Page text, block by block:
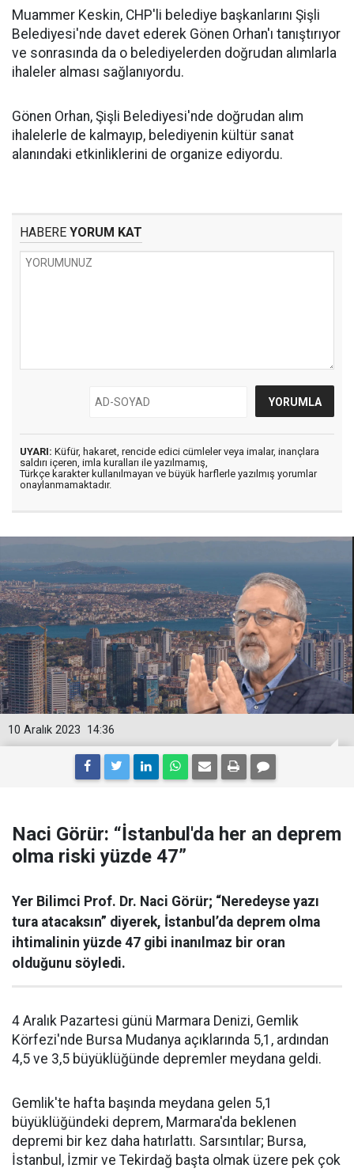
Muammer Keskin, CHP'li belediye başkanlarını Şişli
Belediyesi'nde davet ederek Gönen Orhan'ı tanıştırıyor
ve sonrasında da o belediyelerden doğrudan alımlarla
ihaleler alması sağlanıyordu.
Gönen Orhan, Şişli Belediyesi'nde doğrudan alım
ihalelerle de kalmayıp, belediyenin kültür sanat
alanındaki etkinliklerini de organize ediyordu.
HABERE YORUM KAT
UYARI: Küfür, hakaret, rencide edici cümleler veya imalar, inançlara
saldırı içeren, imla kuralları ile yazılmamış,
Türkçe karakter kullanılmayan ve büyük harflerle yazılmış yorumlar
onaylanmamaktadır.
14:36
10 Aralık 2023
Naci Görür: “İstanbul'da her an deprem
olma riski yüzde 47”
Yer Bilimci Prof. Dr. Naci Görür; “Neredeyse yazı
tura atacaksın” diyerek, İstanbul’da deprem olma
ihtimalinin yüzde 47 gibi inanılmaz bir oran
olduğunu söyledi.
4 Aralık Pazartesi günü Marmara Denizi, Gemlik
Körfezi'nde Bursa Mudanya açıklarında 5,1, ardından
4,5 ve 3,5 büyüklüğünde depremler meydana geldi.
Gemlik'te hafta başında meydana gelen 5,1
büyüklüğündeki deprem, Marmara'da beklenen
depremi bir kez daha hatırlattı. Sarsıntılar; Bursa,
İstanbul, İzmir ve Tekirdağ başta olmak üzere pek çok